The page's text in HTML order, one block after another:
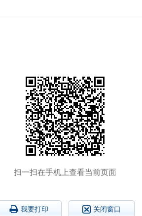
扫一扫在手机上查看当前页面
我要打印 关闭窗口